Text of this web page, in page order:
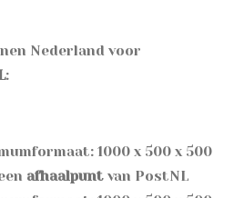
Nederland voor
:
1000 x 500 x 500
afhaalpuntvan PostNL